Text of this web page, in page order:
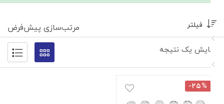
نمایش یک نتیجه
فیلتر مرتب‌سازی پیش‌فرض
-۲۵%